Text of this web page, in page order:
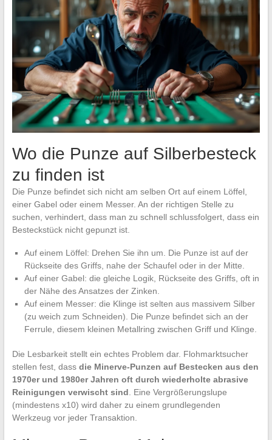
Wo die Punze auf Silberbesteck
zu finden ist
Die Punze befindet sich nicht am selben Ort auf einem Löffel,
einer Gabel oder einem Messer. An der richtigen Stelle zu
suchen, verhindert, dass man zu schnell schlussfolgert, dass ein
Besteckstück nicht gepunzt ist.
Auf einem Löffel: Drehen Sie ihn um. Die Punze ist auf der
Rückseite des Griffs, nahe der Schaufel oder in der Mitte.
Auf einer Gabel: die gleiche Logik, Rückseite des Griffs, oft in
der Nähe des Ansatzes der Zinken.
Auf einem Messer: die Klinge ist selten aus massivem Silber
(zu weich zum Schneiden). Die Punze befindet sich an der
Ferrule, diesem kleinen Metallring zwischen Griff und Klinge.
Die Lesbarkeit stellt ein echtes Problem dar. Flohmarktsucher
stellen fest, dass die Minerve-Punzen auf Bestecken aus den
1970er und 1980er Jahren oft durch wiederholte abrasive
Reinigungen verwischt sind . Eine Vergrößerungslupe
(mindestens x10) wird daher zu einem grundlegenden
Werkzeug vor jeder Transaktion.